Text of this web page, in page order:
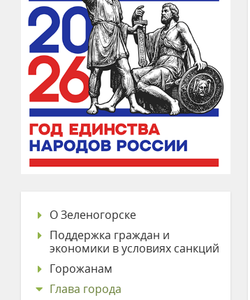
О Зеленогорске
Поддержка граждан и
экономики в условиях санкций
Горожанам
Глава города